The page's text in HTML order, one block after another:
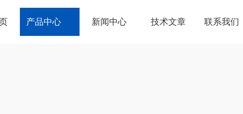
产品中心 新闻中心 技术文章 联系我们